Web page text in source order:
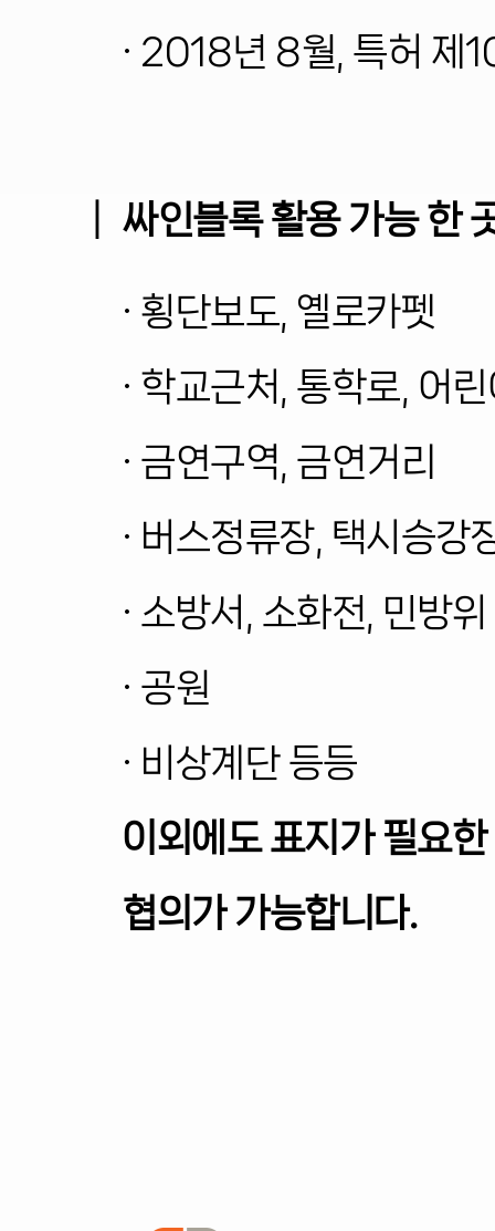
· 2018년 8월, 특허
싸인블록 활용 가능 한
· 횡단보도, 옐로카펫
· 학교근처, 통학로, 어
· 금연구역, 금연거리
· 버스정류장, 택시승강
· 소방서, 소화전, 민방
· 공원
· 비상계단 등등
이외에도 표지가 필요
협의가 가능합니다.